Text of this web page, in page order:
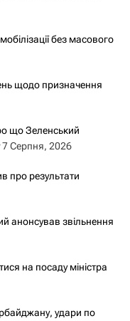
без масового
щодо призначення
що Зеленський
7 Серпня, 2026
про результати
анонсував звільнення
на посаду міністра
удари по